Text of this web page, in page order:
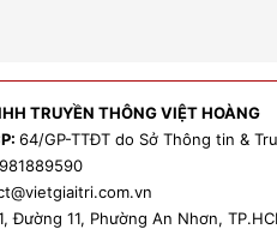
TRUYỀN THÔNG VIỆT HOÀNG
64/GP-TTĐT do Sở Thông tin &
889590
@vietgiaitri.com.vn
Đường 11, Phường An Nhơn,